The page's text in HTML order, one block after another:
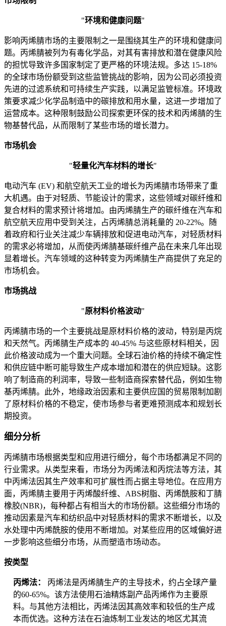
"环境和健康问题"
影响丙烯腈市场的主要限制之一是围绕其生产的环境和健康问
题。丙烯腈被列为有毒化学品，对其有害排放和潜在健康风险
的担忧导致许多国家制定了更严格的环境法规。多达 15-18%
的全球市场份额受到这些监管挑战的影响，因为公司必须投资
先进的过滤系统和可持续生产实践，以满足监管标准。环境政
策要求减少化学品制造中的碳排放和用水量，这进一步增加了
运营成本。这种限制鼓励公司探索更环保的技术和丙烯腈的生
物基替代品，从而限制了某些市场的增长潜力。
市场机会
"轻量化汽车材料的增长"
电动汽车 (EV) 和航空航天工业的增长为丙烯腈市场带来了重
大机遇。由于对轻质、节能设计的需求，这些领域对碳纤维和
复合材料的需求预计将增加。由丙烯腈生产的碳纤维在汽车和
航空航天应用中受到关注，占丙烯腈总消耗量的 20-22%。随
着政府和行业关注减少车辆排放和促进电动汽车，对轻质材料
的需求必将增加，从而使丙烯腈基碳纤维产品在未来几年出现
显着增长。汽车领域的这种转变为丙烯腈生产商提供了充足的
市场机会。
市场挑战
"原材料价格波动"
丙烯腈市场的一个主要挑战是原材料价格的波动，特别是丙烷
和天然气。丙烯腈生产成本的 40-45% 与这些原材料相关，因
此价格波动成为一个重大问题。全球石油价格的持续不确定性
和供应链中断可能导致生产成本增加和潜在的供应短缺。这影
响了制造商的利润率，导致一些制造商探索替代品，例如生物
基丙烯腈。此外，地缘政治因素和主要供应国的贸易限制加剧
了原材料价格的不稳定，使市场参与者更难预测成本和规划长
期投资。
细分分析
丙烯腈市场根据类型和应用进行细分，每个市场都满足不同的
行业需求。从类型来看，市场分为丙烯法和丙烷法等方法，其
中丙烯法因其生产效率和可扩展性而占据主导地位。在应用方
面，丙烯腈主要用于丙烯酸纤维、ABS树脂、丙烯酰胺和丁腈
橡胶(NBR)，每种都占有相当大的市场份额。这些细分市场的
推动因素是汽车和纺织品中对轻质材料的需求不断增长，以及
水处理中丙烯酰胺的使用不断增加。对某些应用的区域偏好进
一步影响这些细分市场，从而塑造市场动态。
按类型
丙烯法： 丙烯法是丙烯腈生产的主导技术，约占全球产量
的60-65%。该方法使用石油精炼副产品丙烯作为主要原
料。与其他方法相比，丙烯法因其高效率和较低的生产成
本而优选。这种方法在石油炼制工业发达的地区尤其流